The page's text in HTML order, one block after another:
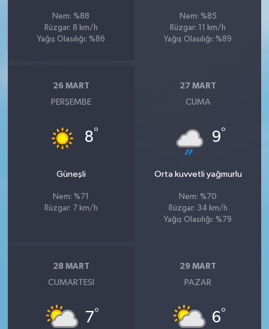
Nem: %88
Rüzgar: 8 km/h
Yağış Olasılığı: %86
Nem: %85
Rüzgar: 11 km/h
Yağış Olasılığı: %89
26 MART
PERŞEMBE
8°
Güneşli
Nem: %71
Rüzgar: 7 km/h
27 MART
CUMA
9°
Orta kuvvetli yağmurlu
Nem: %70
Rüzgar: 34 km/h
Yağış Olasılığı: %79
28 MART
CUMARTESI
7°
29 MART
PAZAR
6°